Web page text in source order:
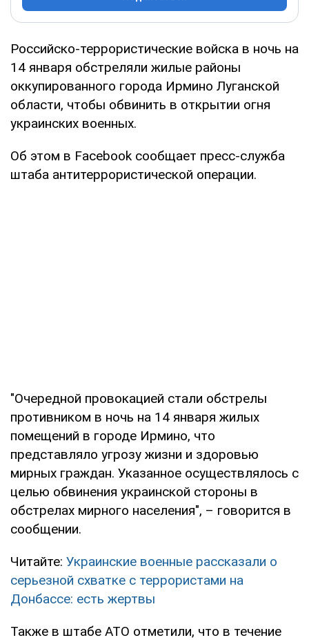
Российско-террористические войска в ночь на
14 января обстреляли жилые районы
оккупированного города Ирмино Луганской
области, чтобы обвинить в открытии огня
украинских военных.
Об этом в Facebook сообщает пресс-служба
штаба антитеррористической операции.
"Очередной провокацией стали обстрелы
противником в ночь на 14 января жилых
помещений в городе Ирмино, что
представляло угрозу жизни и здоровью
мирных граждан. Указанное осуществлялось с
целью обвинения украинской стороны в
обстрелах мирного населения", – говорится в
сообщении.
Читайте: Украинские военные рассказали о
серьезной схватке с террористами на
Донбассе: есть жертвы
Также в штабе АТО отметили, что в течение